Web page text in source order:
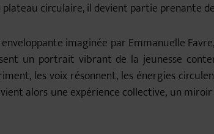
circulaire, il devient partie prenante
imaginée par Emmanuelle
un portrait vibrant de la jeunesse
les voix résonnent, les énergies
alors une expérience collective, un